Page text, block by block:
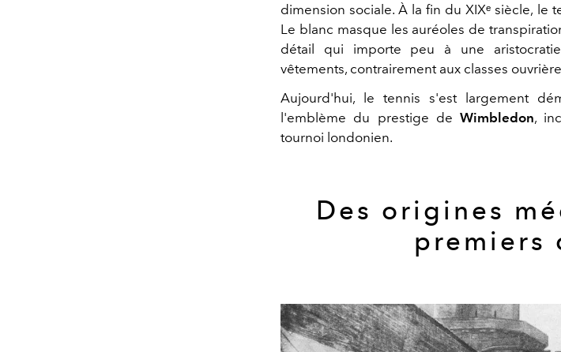
dimension sociale. À la fin du XIXᵉ siècle, le
Le blanc masque les auréoles de
détail qui importe peu à une
vêtements, contrairement aux classes
Aujourd'hui, le tennis s'est largement
l'emblème du prestige de Wimbledon,
tournoi londonien.
Des origines
premiers